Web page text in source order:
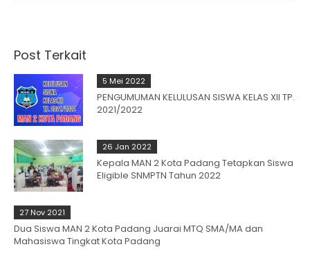
Post Terkait
5 Mei 2022
PENGUMUMAN KELULUSAN SISWA KELAS XII TP.
2021/2022
26 Jan 2022
Kepala MAN 2 Kota Padang Tetapkan Siswa
Eligible SNMPTN Tahun 2022
27 Nov 2021
Dua Siswa MAN 2 Kota Padang Juarai MTQ SMA/MA dan
Mahasiswa Tingkat Kota Padang